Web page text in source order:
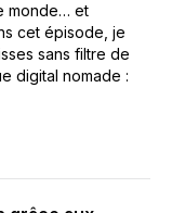
monde… et
cet épisode, je
sans filtre de
digital nomade :